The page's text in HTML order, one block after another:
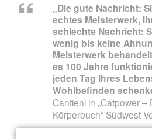
„Die gute Nachricht:
echtes Meisterwerk,
schlechte Nachricht:
wenig bis keine
Meisterwerk
es 100 Jahre
jeden Tag Ihres
Wohlbefinden
Cantieni in „Catpower –
Körperbuch“ Südwest